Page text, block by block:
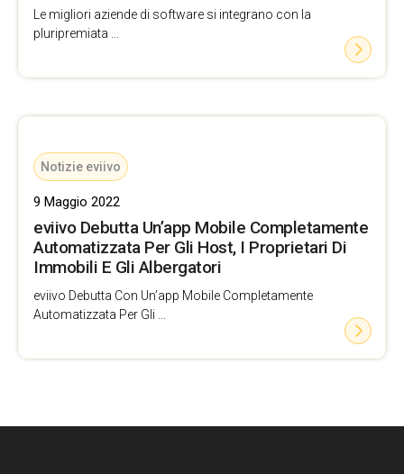
Le migliori aziende di software si integrano con la
pluripremiata ...
Notizie eviivo
9 Maggio 2022
eviivo Debutta Un’app Mobile Completamente
Automatizzata Per Gli Host, I Proprietari Di
Immobili E Gli Albergatori
eviivo Debutta Con Un’app Mobile Completamente
Automatizzata Per Gli ...